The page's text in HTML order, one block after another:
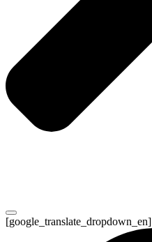
[google_translate_dropdown_en]